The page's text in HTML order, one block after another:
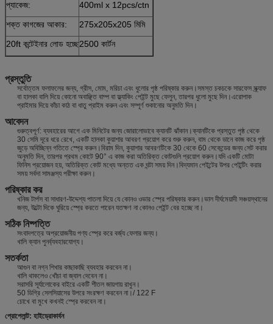
প্যাকেজ:
400ml x 12pcs/ctn
শক্ত কাগজের আকার:
275x205x205 মিমি
20ft কন্টেইনার লোড হচ্ছে2500 কার্টন
প্রস্তুতি
সর্বোত্তম ফলাফলের জন্য, গ্রীস, মোম, মরিচা এবং ধুলোর পৃষ্ঠ পরিষ্কার করুন।সমস্ত চকচকে সারফেস স্ক্র্যাফ
বা হালকা বালি দিয়ে কোনো অবাঞ্ছিত বাম্প বা ফ্ল্যাকিং পেইন্ট মুছে ফেলুন, তারপর ধুলো মুছে দিন।এরোপাক
প্রাইমার দিয়ে কাঁচা কাঠ বা ধাতু প্রাইম করুন এবং সম্পূর্ণ শুকানোর অনুমতি দিন।
আবেদন
গুরুত্বপূর্ণ: ব্যবহারের আগে এক মিনিটের জন্য জোরালোভাবে ক্যানটি ঝাঁকান।ক্যানটিকে প্রস্তুত পৃষ্ঠ থেকে
30 সেমি দূরে ধরে রেখে, একটি হালকা কুয়াশার আবরণ প্রয়োগ করে শুরু করুন, বাম থেকে ডানে কাজ করে পৃষ্ঠ
জুড়ে অবিচ্ছিন্ন গতিতে স্প্রে করুন।বিরাম দিন, কুয়াশার আবরণটিকে 30 থেকে 60 সেকেন্ডের জন্য সেট করার
অনুমতি দিন, তারপর প্রথম কোটে 90° এ কাজ করা অতিরিক্ত কোটগুলি প্রয়োগ করুন।যদি একটি মোটা
ফিনিস প্রয়োজন হয়, অতিরিক্ত কোট মধ্যে অন্তত এক ঘন্টা সময় দিন।বিদ্যমান পেইন্টের উপর পেইন্টিং করার
সময় সর্বদা সামঞ্জস্য পরীক্ষা করুন।
পরিষ্কার কর
খনিজ টার্পস বা সাধারণ-উদ্দেশ্য পাতলা দিয়ে যে কোনও ওভার স্প্রে পরিষ্কার করুন।ভাল দীর্ঘমেয়াদী সঞ্চয়স্থানের
জন্য, উল্টো দিকে ঘুরিয়ে স্প্রে করতে পারেন যতক্ষণ না কোনও পেইন্ট বের হচ্ছে না।
সঠিক নিষ্পত্তি
সংবাদপত্রে অপ্রয়োজনীয় পণ্য স্প্রে করে বর্জ্য ফেলার জন্য।
খালি ক্যান পুনর্ব্যবহারযোগ্য।
সতর্কতা
আগুন বা নগ্ন শিখার কাছাকাছি ব্যবহার করবেন না।
খালি থাকলেও খোঁচা বা জ্বাল দেবেন না।
সরাসরি সূর্যালোকের বাইরে একটি শীতল জায়গায় রাখুন।
50 ডিগ্রি সেলসিয়াসের উপরে সংরক্ষণ করবেন না।/ 122 F
চোখে বা মুখে কখনই স্প্রে করবেন না।
প্রোপেলান্ট: হাইড্রোকার্বন